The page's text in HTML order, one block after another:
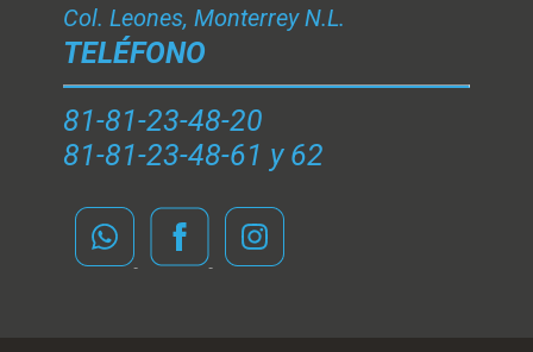
Col. Leones, Monterrey N.L.
TELÉFONO
81-81-23-48-20
81-81-23-48-61 y 62